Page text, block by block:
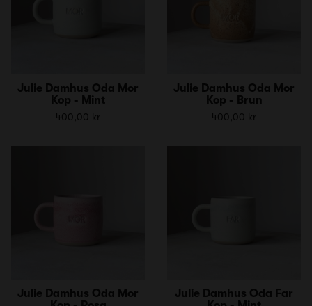
Julie Damhus Oda Mor
Kop - Mint
400,00 kr
Julie Damhus Oda Mor
Kop - Brun
400,00 kr
Julie Damhus Oda Mor
Julie Damhus Oda Far